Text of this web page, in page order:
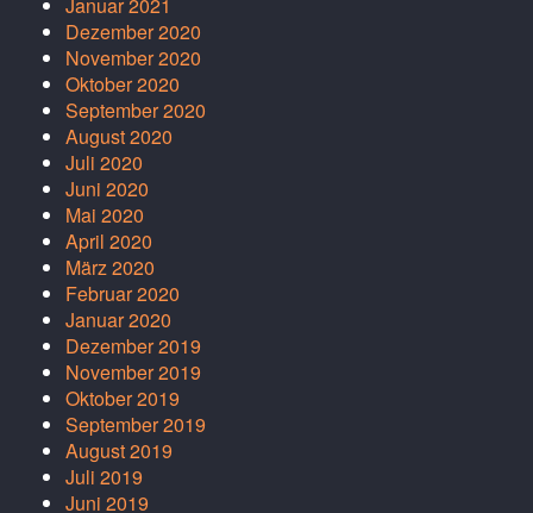
Dezember 2020
November 2020
Oktober 2020
September 2020
August 2020
Juli 2020
Juni 2020
Mai 2020
April 2020
März 2020
Februar 2020
Januar 2020
Dezember 2019
November 2019
Oktober 2019
September 2019
August 2019
Juli 2019
Juni 2019